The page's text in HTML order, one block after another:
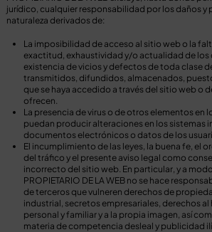
jurídico, cualquier responsabilidad por los daños y
naturaleza derivados de:
La imposibilidad de acceso al sitio web o la
exactitud, exhaustividad y/o actualidad de los
existencia de vicios y defectos de toda clase
transmitidos, difundidos, almacenados,
que se haya accedido a través del sitio web o
ofrecen.
La presencia de virus o de otros elementos en
puedan producir alteraciones en los sistemas
documentos electrónicos o datos de los
El incumplimiento de las leyes, la buena fe, el
del tráfico y el presente aviso legal como
incorrecto del sitio web. En particular, y a
PROPIETARIO DE LA WEB no se hace
de terceros que vulneren derechos de
industrial, secretos empresariales, derechos
personal y familiar y a la propia imagen, así
materia de competencia desleal y publicidad